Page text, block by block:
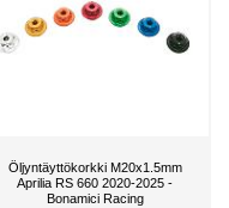
Öljyntäyttökorkki M20x1.5mm
Aprilia RS 660 2020-2025 -
Bonamici Racing